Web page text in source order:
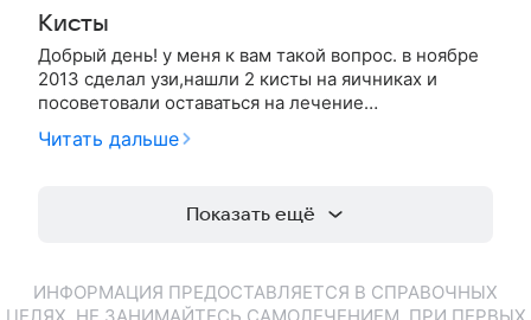
Кисты
Добрый день! у меня к вам такой вопрос. в ноябре
2013 сделал узи,нашли 2 кисты на яичниках и
посоветовали оставаться на лечение
(обследование проходило в другом городе) врач
посоветовала сделать мрт с контрастным
Читать дальше
Показать ещё
ИНФОРМАЦИЯ ПРЕДОСТАВЛЯЕТСЯ В СПРАВОЧНЫХ